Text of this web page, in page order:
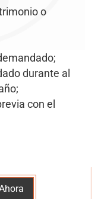
o
durante al
con el